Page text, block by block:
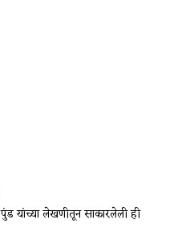
पुंड यांच्या लेखणीतून साकारलेली ही